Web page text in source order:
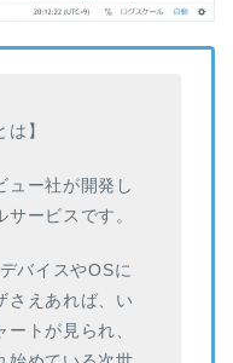
】
ュー社が開発し
ービスです。
バイスやOSに
さえあれば、い
トが見られ、